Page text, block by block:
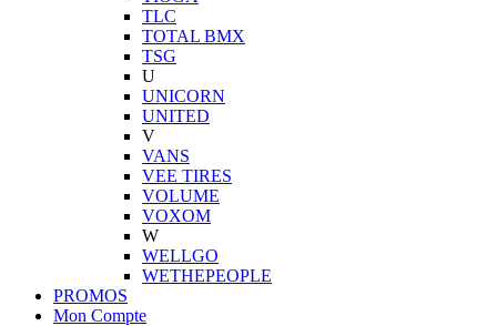
TLC
TOTAL BMX
TSG
U
UNICORN
UNITED
V
VANS
VEE TIRES
VOLUME
VOXOM
W
WELLGO
WETHEPEOPLE
PROMOS
Mon Compte